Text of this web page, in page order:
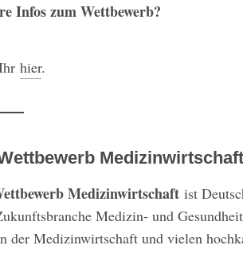
Infos zum Wettbewerb?
hier.
Medizinwirtschaft
Medizinwirtschaft ist
Medizin- und
der Medizinwirtschaft und vielen